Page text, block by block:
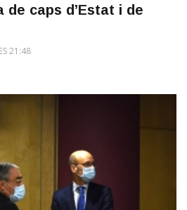
de caps d’Estat i de
21:48